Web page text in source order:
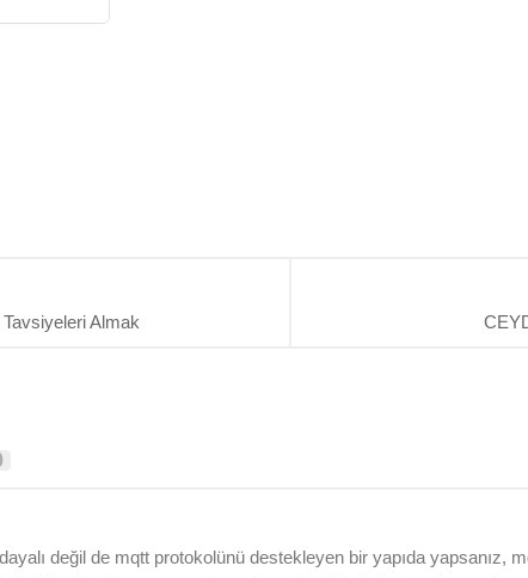
Almak
değil de mqtt protokolünü destekleyen bir yapıda yapsanız,